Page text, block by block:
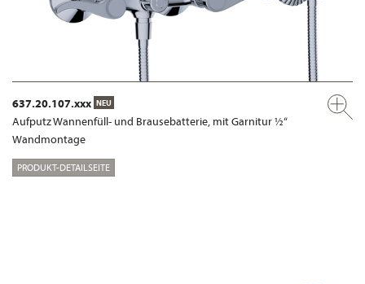
637.20.107.xxx NEU
Aufputz Wannenfüll- und Brausebatterie, mit Garnitur ½“
Wandmontage
PRODUKT-DETAILSEITE